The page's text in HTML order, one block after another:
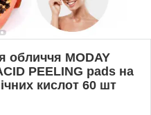
обличчя MODAY
PEELING pads на
кислот 60 шт